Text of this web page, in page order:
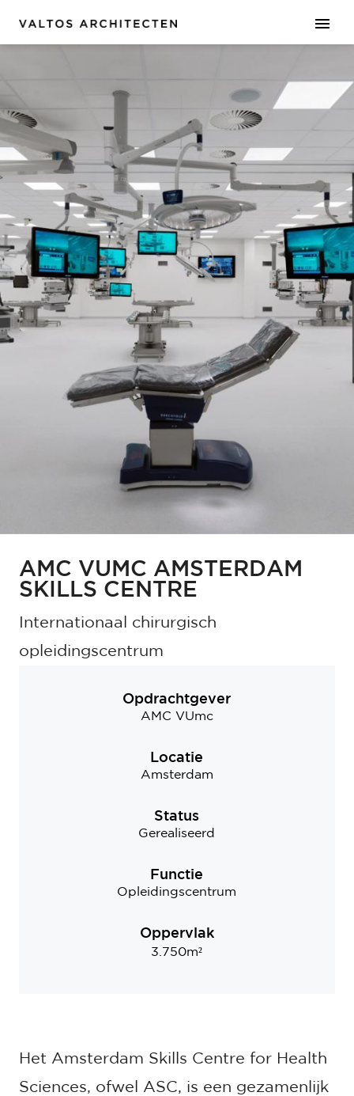
AMC VUMC AMSTERDAM
SKILLS CENTRE
Internationaal chirurgisch
opleidingscentrum
Opdrachtgever
AMC VUmc
Locatie
Amsterdam
Status
Gerealiseerd
Functie
Opleidingscentrum
Oppervlak
3.750m²
Het Amsterdam Skills Centre for Health
Sciences, ofwel ASC, is een gezamenlijk